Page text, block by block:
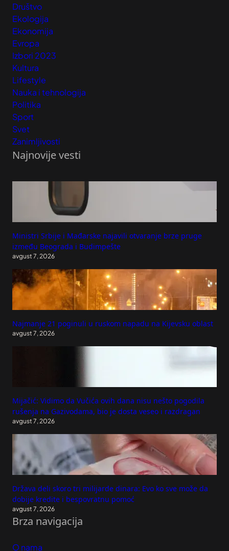
Društvo
Ekologija
Ekonomija
Evropa
Izbori 2023
Kultura
Lifestyle
Nauka i tehnologija
Politika
Sport
Svet
Zanimljivosti
Najnovije vesti
Ministri Srbije i Mađarske najavili otvaranje brze pruge
između Beograda i Budimpešte
avgust 7, 2026
Najmanje 21 poginuli u ruskom napadu na Kijevsku oblast
avgust 7, 2026
Mijačić: Vidimo da Vučića ovih dana nisu nešto pogodila
rušenja na Gazivodama, bio je dosta veseo i razdragan
avgust 7, 2026
Država deli skoro tri milijarde dinara: Evo ko sve može da
dobije kredite i bespovratnu pomoć
avgust 7, 2026
Brza navigacija
O nama